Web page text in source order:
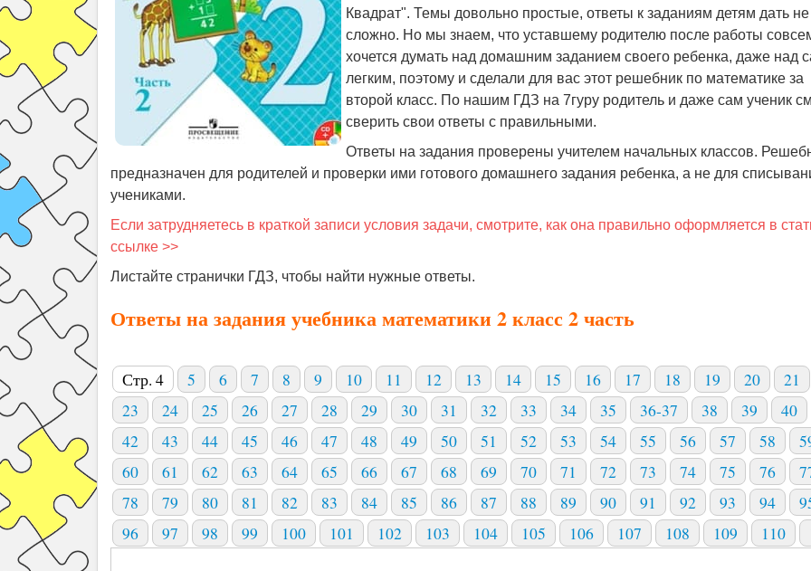
Квадрат". Темы довольно простые, ответы к заданиям детям дать не
сложно. Но мы знаем, что уставшему родителю после работы
хочется думать над домашним заданием своего ребенка, даже над
легким, поэтому и сделали для вас этот решебник по математике за
второй класс. По нашим ГДЗ на 7гуру родитель и даже сам ученик
сверить свои ответы с правильными.
Ответы на задания проверены учителем начальных классов.
предназначен для родителей и проверки ими готового домашнего задания ребенка, а не для
учениками.
Если затрудняетесь в краткой записи условия задачи, смотрите, как она правильно оформляется в
ссылке >>
Листайте странички ГДЗ, чтобы найти нужные ответы.
Ответы на задания учебника математики 2 класс 2 часть
Стр. 4 5 6 7 8 9 10 11 12 13 14 15 16 17 18 19 20
21
23
24 25 26 27 28 29 30 31 32 33 34 35 36-37 38 39
40
42
43 44 45 46 47 48 49 50 51 52 53 54 55 56 57 58
60
61 62 63 64 65 66 67 68 69 70 71 72 73 74 75 76
78
79 80 81 82 83 84 85 86 87 88 89 90 91 92 93 94
96
97 98 99 100 101 102 103 104 105 106 107 108 109 110